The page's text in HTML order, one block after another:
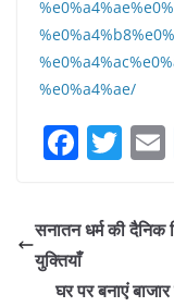
%e0%a4%ae/
F
c
e
b
T
itt
er l
सनातन धर्म की दैनिक
युक्तियाँ
घर पर बनाएं